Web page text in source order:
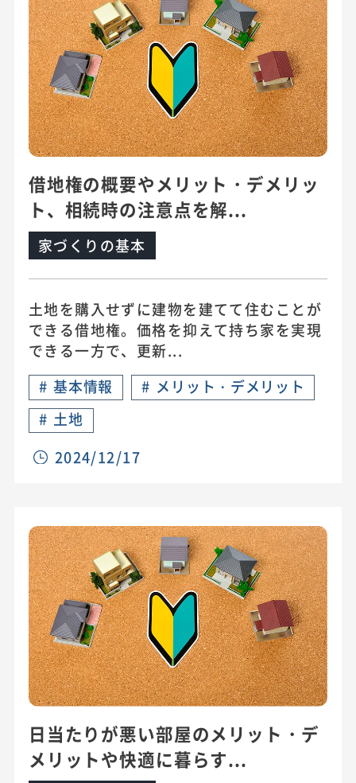
借地権の概要やメリット・デメリッ
ト、相続時の注意点を解...
家づくりの基本
土地を購入せずに建物を建てて住むことが
できる借地権。価格を抑えて持ち家を実現
できる一方で、更新...
# 基本情報 # メリット・デメリット
# 土地
2024/12/17
日当たりが悪い部屋のメリット・デ
メリットや快適に暮らす...